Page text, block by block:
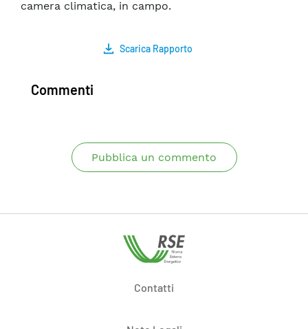
camera climatica, in campo.
Scarica Rapporto
Commenti
Pubblica un commento
Contatti